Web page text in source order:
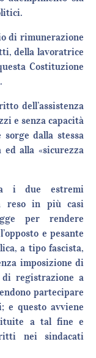
di rimunerazione
della lavoratrice
Costituzione
dell’assistenza
e senza capacità
dalla stessa
alla «sicurezza
i due estremi
reso in più casi
per rendere
e pesante
a tipo fascista,
imposizione di
registrazione a
partecipare
e questo avviene
a tal fine e
nei sindacati